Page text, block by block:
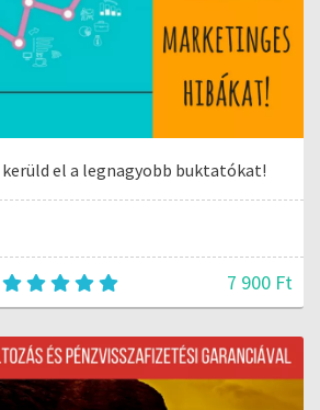
el a legnagyobb buktatókat!
7 900 Ft